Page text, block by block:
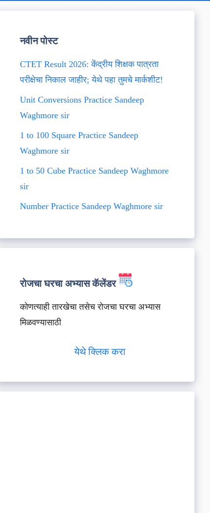
नवीन पोस्ट
CTET Result 2026: केंद्रीय शिक्षक पात्रता
परीक्षेचा निकाल जाहीर; येथे पहा तुमचे मार्कशीट!
Unit Conversions Practice Sandeep
Waghmore sir
1 to 100 Square Practice Sandeep
Waghmore sir
1 to 50 Cube Practice Sandeep Waghmore
sir
Number Practice Sandeep Waghmore sir
रोजचा घरचा अभ्यास कॅलेंडर
कोणत्याही तारखेचा तसेच रोजचा घरचा अभ्यास
मिळवण्यासाठी
येथे क्लिक करा